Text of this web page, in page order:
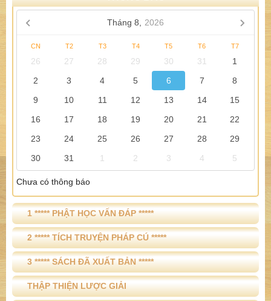
Tháng 8, 2026
CN T2 T3 T4 T5 T6 T7
26 27 28 29 30 31
1
2
3 4 5 6 7
8
9
10 11 12 13 14
15
16
17 18 19 20 21
22
23
24 25 26 27 28
29
30
31 1 2 3 4 5
Chưa có thông báo
1 ***** PHẬT HỌC VẤN ĐÁP *****
2 ***** TÍCH TRUYỆN PHÁP CÚ *****
3 ***** SÁCH ĐÃ XUẤT BẢN *****
THẬP THIỆN LƯỢC GIẢI